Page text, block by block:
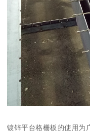
镀锌平台格栅板的使用为